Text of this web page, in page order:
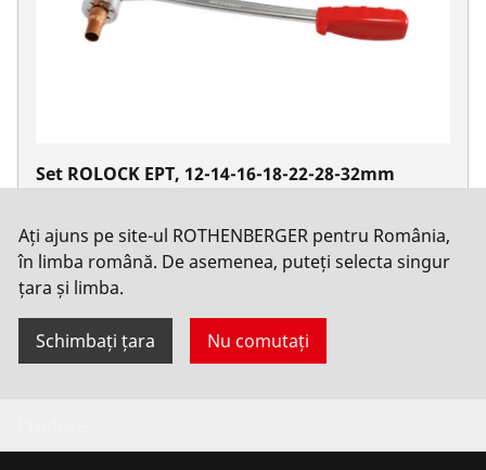
Set ROLOCK EPT, 12-14-16-18-22-28-32mm
Ați ajuns pe site-ul ROTHENBERGER pentru România,
în limba română. De asemenea, puteți selecta singur
țara și limba.
Schimbați țara Nu comutați